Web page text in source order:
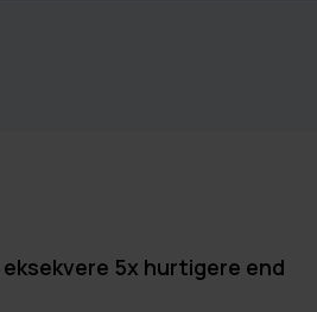
5x hurtigere end